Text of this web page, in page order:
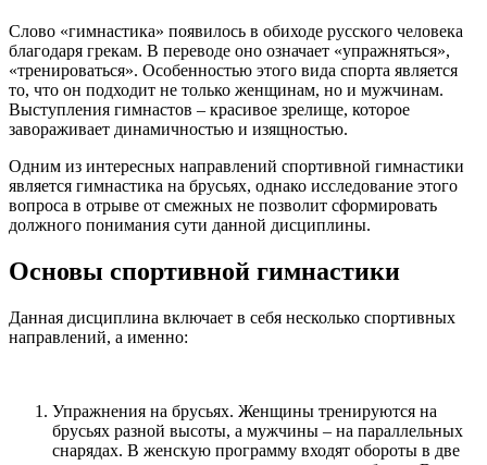
Слово «гимнастика» появилось в обиходе русского человека
благодаря грекам. В переводе оно означает «упражняться»,
«тренироваться». Особенностью этого вида спорта является
то, что он подходит не только женщинам, но и мужчинам.
Выступления гимнастов – красивое зрелище, которое
завораживает динамичностью и изящностью.
Одним из интересных направлений спортивной гимнастики
является гимнастика на брусьях, однако исследование этого
вопроса в отрыве от смежных не позволит сформировать
должного понимания сути данной дисциплины.
Основы спортивной гимнастики
Данная дисциплина включает в себя несколько спортивных
направлений, а именно:
Упражнения на брусьях. Женщины тренируются на
брусьях разной высоты, а мужчины – на параллельных
снарядах. В женскую программу входят обороты в две